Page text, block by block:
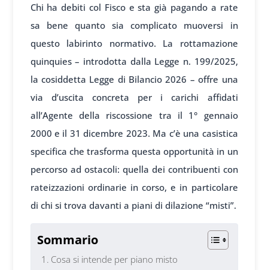
Chi ha debiti col Fisco e sta già pagando a rate
sa bene quanto sia complicato muoversi in
questo labirinto normativo. La rottamazione
quinquies – introdotta dalla Legge n. 199/2025,
la cosiddetta Legge di Bilancio 2026 – offre una
via d’uscita concreta per i carichi affidati
all’Agente della riscossione tra il 1° gennaio
2000 e il 31 dicembre 2023. Ma c’è una casistica
specifica che trasforma questa opportunità in un
percorso ad ostacoli: quella dei contribuenti con
rateizzazioni ordinarie in corso, e in particolare
di chi si trova davanti a piani di dilazione “misti”.
Sommario
Cosa si intende per piano misto